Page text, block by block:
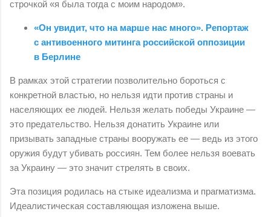
строчкой «я была тогда с моим народом».
«Он увидит, что на марше нас много». Репортаж
с антивоенного митинга российской оппозиции
в Берлине
В рамках этой стратегии позволительно бороться с
конкретной властью, но нельзя идти против страны и
населяющих ее людей. Нельзя желать победы Украине —
это предательство. Нельзя донатить Украине или
призывать западные страны вооружать ее — ведь из этого
оружия будут убивать россиян. Тем более нельзя воевать
за Украину — это значит стрелять в своих.
Эта позиция родилась на стыке идеализма и прагматизма.
Идеалистическая составляющая изложена выше.